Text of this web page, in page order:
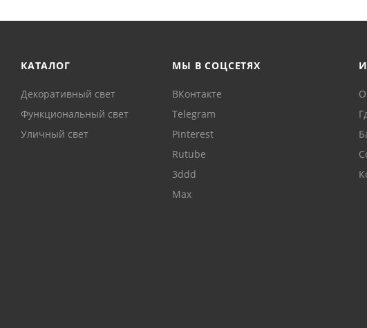
КАТАЛОГ
Декоративный свет
Функциональный свет
Уличный свет
МЫ В СОЦСЕТЯХ
ВКонтакте
Telegram
Pinterest
Rutube
3ddd
Max